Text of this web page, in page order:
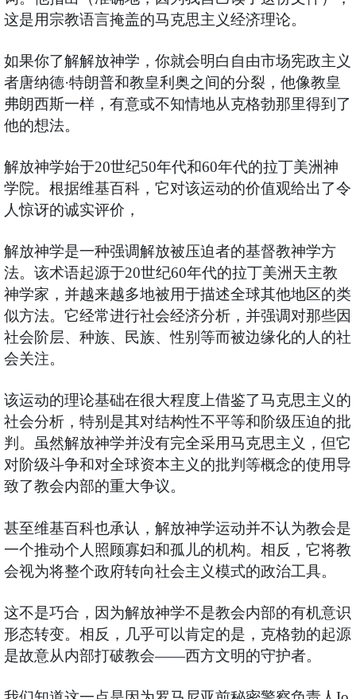
这是用宗教语言掩盖的马克思主义经济理论。
如果你了解解放神学，你就会明白自由市场宪政主义
者唐纳德·特朗普和教皇利奥之间的分裂，他像教皇
弗朗西斯一样，有意或不知情地从克格勃那里得到了
他的想法。
解放神学始于20世纪50年代和60年代的拉丁美洲神
学院。根据维基百科，它对该运动的价值观给出了令
人惊讶的诚实评价，
解放神学是一种强调解放被压迫者的基督教神学方
法。该术语起源于20世纪60年代的拉丁美洲天主教
神学家，并越来越多地被用于描述全球其他地区的类
似方法。它经常进行社会经济分析，并强调对那些因
社会阶层、种族、民族、性别等而被边缘化的人的社
会关注。
该运动的理论基础在很大程度上借鉴了马克思主义的
社会分析，特别是其对结构性不平等和阶级压迫的批
判。虽然解放神学并没有完全采用马克思主义，但它
对阶级斗争和对全球资本主义的批判等概念的使用导
致了教会内部的重大争议。
甚至维基百科也承认，解放神学运动并不认为教会是
一个推动个人照顾寡妇和孤儿的机构。相反，它将教
会视为将整个政府转向社会主义模式的政治工具。
这不是巧合，因为解放神学不是教会内部的有机意识
形态转变。相反，几乎可以肯定的是，克格勃的起源
是故意从内部打破教会——西方文明的守护者。